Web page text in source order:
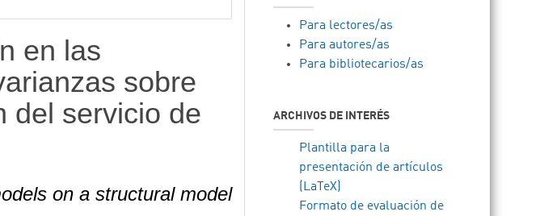
en las
sobre
del servicio de
on a structural model
Para lectores/as
Para autores/as
Para bibliotecarios/as
ARCHIVOS DE INTERÉS
Plantilla para la
presentación de artículos
(LaTeX)
Formato de evaluación de